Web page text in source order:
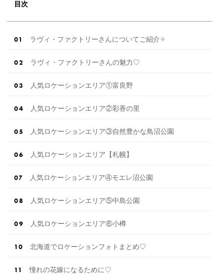
目次
ラヴィ・ファクトリーさんについてご紹介✧
ラヴィ・ファクトリーさんの魅力♡
人気ロケーションエリア①富良野
人気ロケーションエリア②彩香の里
人気ロケーションエリア③自然豊かな鳥沼公園
人気ロケーションエリア【札幌】
人気ロケーションエリア④モエレ沼公園
人気ロケーションエリア⑤中島公園
人気ロケーションエリア⑥小樽
北海道でロケーションフォトまとめ♡
憧れの花嫁になるために♡